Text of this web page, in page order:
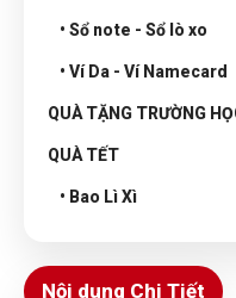
• Sổ note - Sổ lò xo
• Ví Da - Ví Namecard
QUÀ TẶNG TRƯỜNG
QUÀ TẾT
• Bao Lì Xì
Nội dung Chi Tiết